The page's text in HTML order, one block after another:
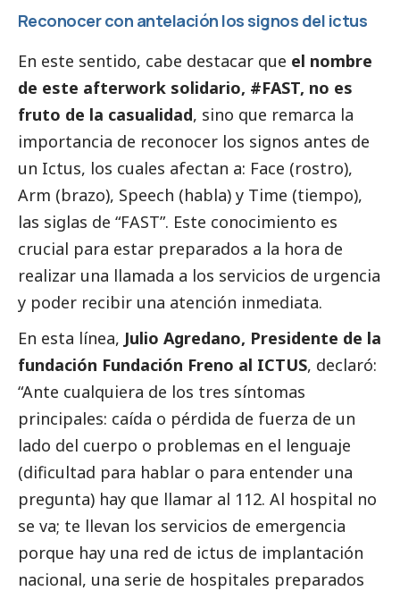
Reconocer con antelación los signos del ictus
En este sentido, cabe destacar que el nombre
de este afterwork solidario, #FAST, no es
fruto de la casualidad, sino que remarca la
importancia de reconocer los signos antes de
un Ictus, los cuales afectan a: Face (rostro),
Arm (brazo), Speech (habla) y Time (tiempo),
las siglas de “FAST”. Este conocimiento es
crucial para estar preparados a la hora de
realizar una llamada a los servicios de urgencia
y poder recibir una atención inmediata.
En esta línea, Julio Agredano, Presidente de la
fundación Fundación Freno al ICTUS, declaró:
“Ante cualquiera de los tres síntomas
principales: caída o pérdida de fuerza de un
lado del cuerpo o problemas en el lenguaje
(dificultad para hablar o para entender una
pregunta) hay que llamar al 112. Al hospital no
se va; te llevan los servicios de emergencia
porque hay una red de ictus de implantación
nacional, una serie de hospitales preparados